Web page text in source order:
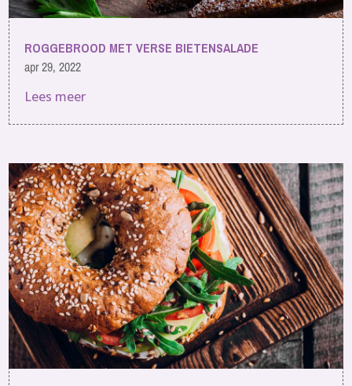
ROGGEBROOD MET VERSE BIETENSALADE
apr 29, 2022
Lees meer